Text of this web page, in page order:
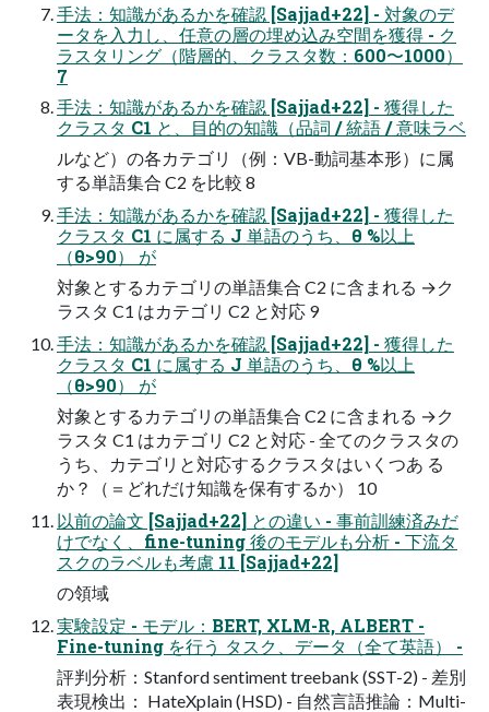
手法：知識があるかを確認 [Sajjad+22] - 対象のデ
ータを入力し、任意の層の埋め込み空間を獲得 - ク
ラスタリング（階層的、クラスタ数：600〜1000）
7
手法：知識があるかを確認 [Sajjad+22] - 獲得した
クラスタ C1 と、目的の知識（品詞 / 統語 / 意味ラベ
ルなど）の各カテゴリ（例：VB-動詞基本形）に属
する単語集合 C2 を比較 8
手法：知識があるかを確認 [Sajjad+22] - 獲得した
クラスタ C1 に属する J 単語のうち、θ %以上
（θ>90） が
対象とするカテゴリの単語集合 C2 に含まれる →ク
ラスタ C1 はカテゴリ C2 と対応 9
手法：知識があるかを確認 [Sajjad+22] - 獲得した
クラスタ C1 に属する J 単語のうち、θ %以上
（θ>90） が
対象とするカテゴリの単語集合 C2 に含まれる →ク
ラスタ C1 はカテゴリ C2 と対応 - 全てのクラスタの
うち、カテゴリと対応するクラスタはいくつあ る
か？（＝どれだけ知識を保有するか） 10
以前の論文 [Sajjad+22] との違い - 事前訓練済みだ
けでなく、fine-tuning 後のモデルも分析 - 下流タ
スクのラベルも考慮 11 [Sajjad+22]
の領域
実験設定 - モデル：BERT, XLM-R, ALBERT -
Fine-tuning を行う タスク、データ（全て英語） -
評判分析：Stanford sentiment treebank (SST-2) - 差別
表現検出： HateXplain (HSD) - 自然言語推論：Multi-